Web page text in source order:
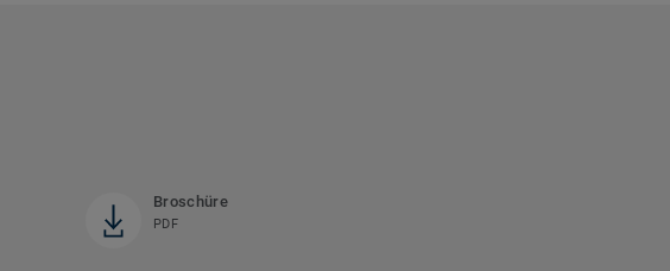
Broschüre
PDF